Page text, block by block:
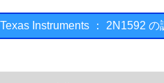
Texas Instruments ： 2N1592